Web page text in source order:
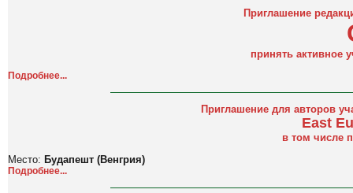
Приглашение
принять активное
Подробнее...
Приглашение для авторов
East
в том числе
Место: Будапешт (Венгрия)
Подробнее...